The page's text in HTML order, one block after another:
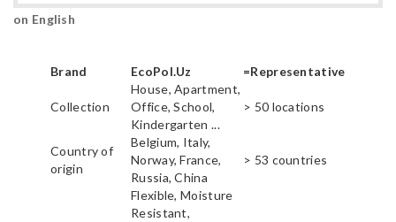
on English
Brand EcoPol.Uz =Representative
Collection
House, Apartment,
Office, School,
Kindergarten ...
> 50 locations
Country of
origin
Belgium, Italy,
Norway, France,
Russia, China
> 53 countries
Flexible, Moisture
Resistant,